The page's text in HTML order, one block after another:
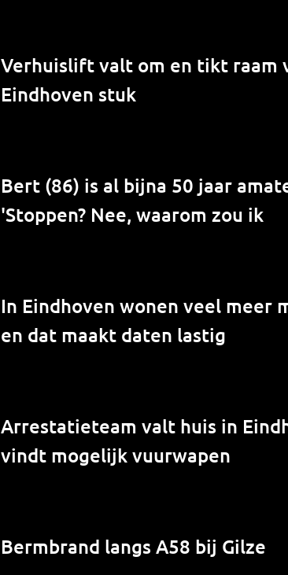
Verhuislift valt om en tikt raam
Eindhoven stuk
Bert (86) is al bijna 50 jaar
'Stoppen? Nee, waarom zou ik
In Eindhoven wonen veel meer
en dat maakt daten lastig
Arrestatieteam valt huis in
vindt mogelijk vuurwapen
Bermbrand langs A58 bij Gilze